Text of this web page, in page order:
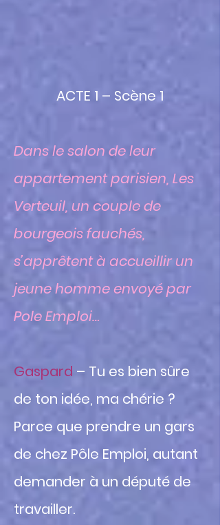
ACTE 1 – Scène 1
Dans le salon de leur
appartement parisien, Les
Verteuil, un couple de
bourgeois fauchés,
s’apprêtent à accueillir un
jeune homme envoyé par
Pole Emploi…
Gaspard – Tu es bien sûre
de ton idée, ma chérie ?
Parce que prendre un gars
de chez Pôle Emploi, autant
demander à un député de
travailler.